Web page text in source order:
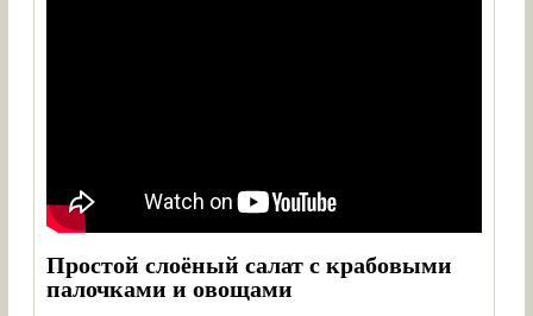
Простой слоёный салат с крабовыми
палочками и овощами